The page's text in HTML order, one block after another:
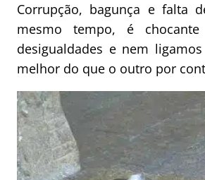
Corrupção, bagunça e falta
mesmo tempo, é
desigualdades e nem
melhor do que o outro por